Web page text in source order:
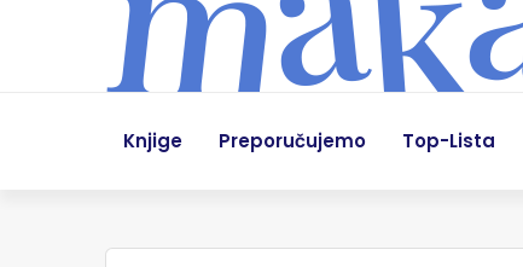
Knjige Preporučujemo Top-Lista